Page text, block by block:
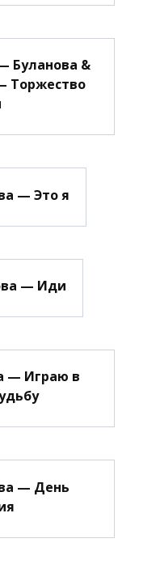
Буланова &
Торжество
— Это я
— Иди
— Играю в
— День